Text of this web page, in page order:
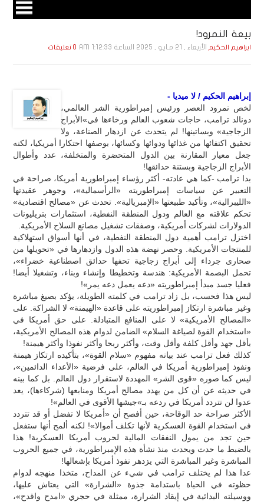
بيعة النمرود!
ابراهيم الحكيم الأربعاء , 21 مـايـو , 2025 الساعة 1:12:33 AM 0 تعليقات
إبراهيم الحكيم / لا ميديا -
لخص نمرود العصر ورئيس إمبراطورية الشر العالمي،
دونالد ترامب، حاجات شعوب العالم ورخاءها في»الأبراج
الزجاجية» وبساتينها! لم يتحدث عن ازدهار الصناعة، ولا
تحقيق اكتفائها من غذائها ودوائها وكسائها، بوصفها احتكارا أمريكيا، لكنه
جعل معيار المقارنة بين الدول المتحضرة والمتخلفة، عدد وأطوال
الأبراج الزجاجية وبستنة حدائقها!
بدا ترامب -كما هي عادته- أكثر رؤساء إمبراطورية أمريكا، صراحة في
التعبير عن سياسات إمبراطوريته «الرأسمالية»، وجوهر عقيدتها
«الليبرالية»، وتأكيد طبيعتها «الإمبريالية». تحدث عن «مصالح اقتصادية»
تحكم علاقته مع العالم ودول المنطقة النفطية، استثمارات بتريليونات
الدولارات لشركات أمريكية، وصفقات تشغيل مصانع السلاح الأمريكية.
اختزل ترامب أهمية دول المنطقة النفطية، في أنها أسواق استهلاكية
للمنتجات الأمريكية. وحصر نهضة هذه الدول وازدهارها في «تحويلها من
صحارى جرداء إلى أبراج زجاجية تحفها حدائق اصطناعية خضراء»،
تحمل البصمة الأمريكية: هندسة وتخطيطا وإنشاء وبناء، وتشغيلا أيضا!
فعليا جسد مبدأ إمبراطوريته «دعه يعمل دعه يمر»!
ليس هذا فحسب، بل زاد ترامب في كلمته الطويلة، يؤكد بصيغ مباشرة
وغير مباشرة ارتكاز إمبراطوريته على قاعدة «الهيمنة» لا الشراكة. على
«المصالح الأمريكية» لا على المنافع المتبادلة. على حق أمريكا في
«استخدام القوة لصياغة السلام» الضامن لدوام هذه المصالح الأمريكية،
بأقل جهد وأقل كلفة وأقل وقت، وأكثر ربحا وأكثر نفوذا وأكثر هيمنة!
كذلك فعل ترامب عند بيانه مفهوم «سلام القوة»، بتأكيده ارتكاز هيمنة
ونفوذ إمبراطورية أمريكا في العالم، على فرضية «الأعداء الدائمين»،
ليس كما صوره «قوى الشر» المهددة لاستقرار دول العالم. بل كما بينه
في حديثه عن أن كل من يهدد مصالح أمريكا ومنابعها (شركاءها)، يعد
عدوا لن تتردد أمريكا في ردعه بـ»جيشها الأقوى في العالم»!
الأكثر صراحة حد الوقاحة، حين أفصح أن «أمريكا لا تفضل أو قد تتردد
في استخدام القوة العسكرية لأنها تكلف أموالا»! لكنه ألمح أنها ستفعل
حين تجد من يمول النفقات المالية لحروب أمريكا العسكرية! هذا
بالضبط ما حدث ويحدث منذ نشأة هذه الإمبراطورية، في جميع الحروب
المباشرة وغير المباشرة التي يزدهر نفوذ أمريكا بإشعالها!
عدا هذا لم يختلف ترامب في شيء عن المداح، متخذا منهجه لدوام
حظوته في الحياة باستدامة جذوة «الشرارة» التي يعتاش عليها،
ووسيلته البدائية في إيقاد الشرارة، ممثلة في حجري «امدح واقدح»،